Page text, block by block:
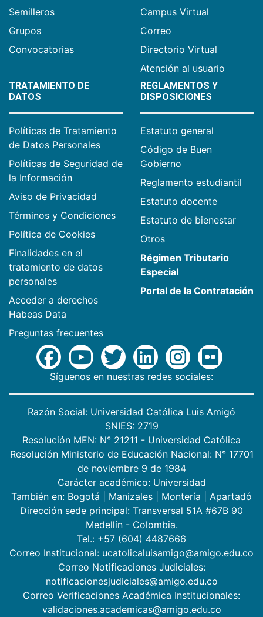
Semilleros
Grupos
Convocatorias
Campus Virtual
Correo
Directorio Virtual
Atención al usuario
TRATAMIENTO DE
DATOS
Políticas de Tratamiento
de Datos Personales
Políticas de Seguridad de
la Información
Aviso de Privacidad
Términos y Condiciones
Política de Cookies
Finalidades en el
tratamiento de datos
personales
Acceder a derechos
Habeas Data
Preguntas frecuentes
REGLAMENTOS Y
DISPOSICIONES
Estatuto general
Código de Buen
Gobierno
Reglamento estudiantil
Estatuto docente
Estatuto de bienestar
Otros
Régimen Tributario
Especial
Portal de la Contratación
Síguenos en nuestras redes sociales:
Razón Social: Universidad Católica Luis Amigó
SNIES: 2719
Resolución MEN: N° 21211 - Universidad Católica
Resolución Ministerio de Educación Nacional: N° 17701
de noviembre 9 de 1984
Carácter académico: Universidad
También en: Bogotá Manizales Montería
Apartadó
Dirección sede principal: Transversal 51A #67B 90
Medellín - Colombia.
Tel.: +57 (604) 4487666
Correo Institucional: ucatolicaluisamigo@amigo.edu.co
Correo Notificaciones Judiciales:
notificacionesjudiciales@amigo.edu.co
Correo Verificaciones Académica Institucionales:
validaciones.academicas@amigo.edu.co